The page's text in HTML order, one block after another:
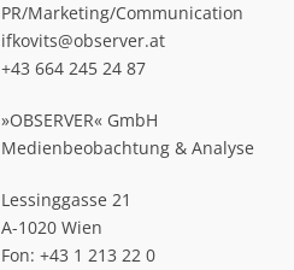
PR/Marketing/Communication
ifkovits@observer.at
+43 664 245 24 87
»OBSERVER« GmbH
Medienbeobachtung & Analyse
Lessinggasse 21
A-1020 Wien
Fon: +43 1 213 22 0